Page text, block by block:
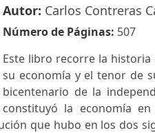
Autor: Carlos Contreras
Número de Páginas: 507
Este libro recorre la
su economía y el tenor de
bicentenario de la
constituyó la economía
que hubo en los dos